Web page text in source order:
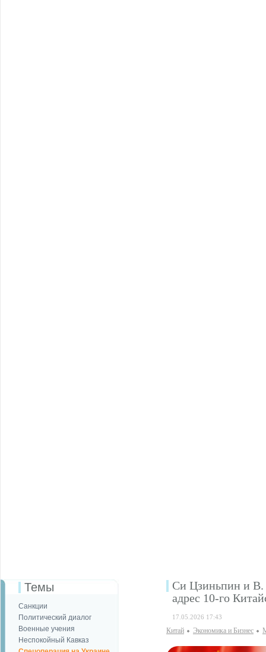
Темы
Санкции
Политический диалог
Военные учения
Неспокойный Кавказ
Си Цзиньпин и В.
адрес 10-го
17.05.2026 17:43
Китай Экономика и Бизнес